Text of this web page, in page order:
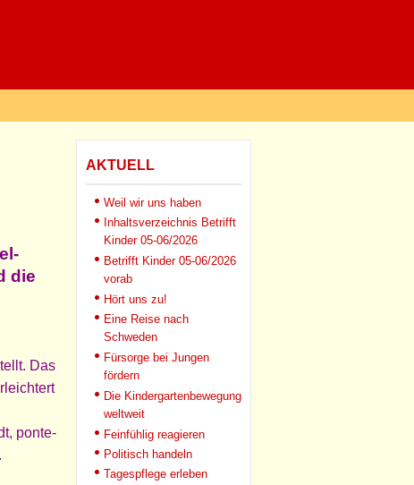
die
Das
ponte-
AKTUELL
Weil wir uns haben
Inhaltsverzeichnis Betrifft
Kinder 05-06/2026
Betrifft Kinder 05-06/2026
vorab
Hört uns zu!
Eine Reise nach
Schweden
Fürsorge bei Jungen
fördern
Die Kindergartenbewegung
weltweit
Feinfühlig reagieren
Politisch handeln
Tagespflege erleben